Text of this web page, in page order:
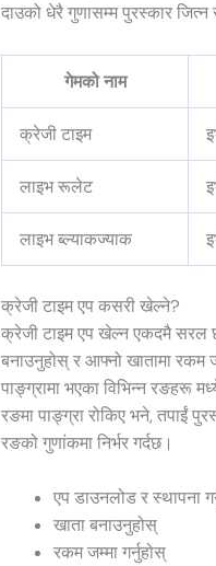
दाउको धेरै गुणासम्म पुरस्कार
गेमको नाम
क्रेजी टाइम
लाइभ रूलेट
लाइभ ब्ल्याकज्याक
क्रेजी टाइम एप कसरी खेल्ने?
क्रेजी टाइम एप खेल्न एकदमै सरल
बनाउनुहोस् र आफ्नो खातामा रकम
पाङ्ग्रामा भएका विभिन्न रङहरू
रङमा पाङ्ग्रा रोकिए भने, तपाईं
रङको गुणांकमा निर्भर गर्दछ।
एप डाउनलोड र स्थापना
खाता बनाउनुहोस्
रकम जम्मा गर्नुहोस्